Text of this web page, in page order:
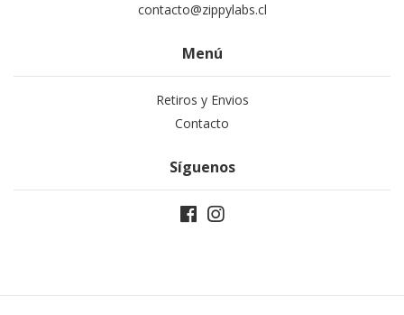
contacto@zippylabs.cl
Menú
Retiros y Envios
Contacto
Síguenos